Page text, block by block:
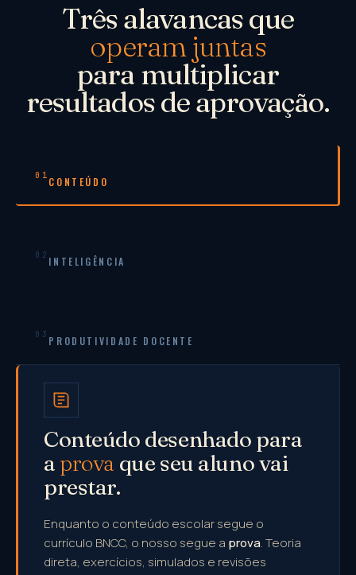
Três alavancas que
operam juntas
para multiplicar
resultados de aprovação.
01 CONTEÚDO
02 INTELIGÊNCIA
03 PRODUTIVIDADE DOCENTE
Conteúdo desenhado para
a prova que seu aluno vai
prestar.
Enquanto o conteúdo escolar segue o
currículo BNCC, o nosso segue a prova. Teoria
direta, exercícios, simulados e revisões